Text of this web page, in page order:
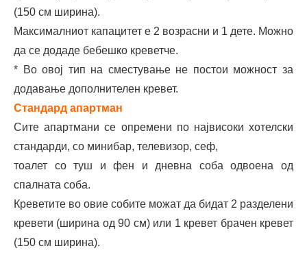
(150 см ширина).
Максималниот капацитет е 2 возрасни и 1 дете. Можно
да се додаде бебешко креветче.
* Во овој тип на сместување не постои можност за
додавање дополнителен кревет.
Стандард апартман
Сите апартмани се опремени по највисоки хотелски
стандарди, со минибар, телевизор, сеф,
тоалет со туш и фен и дневна соба одвоена од
спалната соба.
Креветите во овие собите можат да бидат 2 разделени
кревети (ширина од 90 см) или 1 кревет брачен кревет
(150 см ширина).